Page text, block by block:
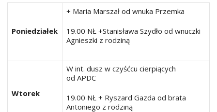
Poniedziałek
+ Maria Marszał od wnuka Przemka
19.00 NŁ +Stanisława Szydło od wnuczki
Agnieszki z rodziną
Wtorek
W int. dusz w czyśćcu cierpiących
od APDC
19.00 NŁ + Ryszard Gazda od brata
Antoniego z rodziną